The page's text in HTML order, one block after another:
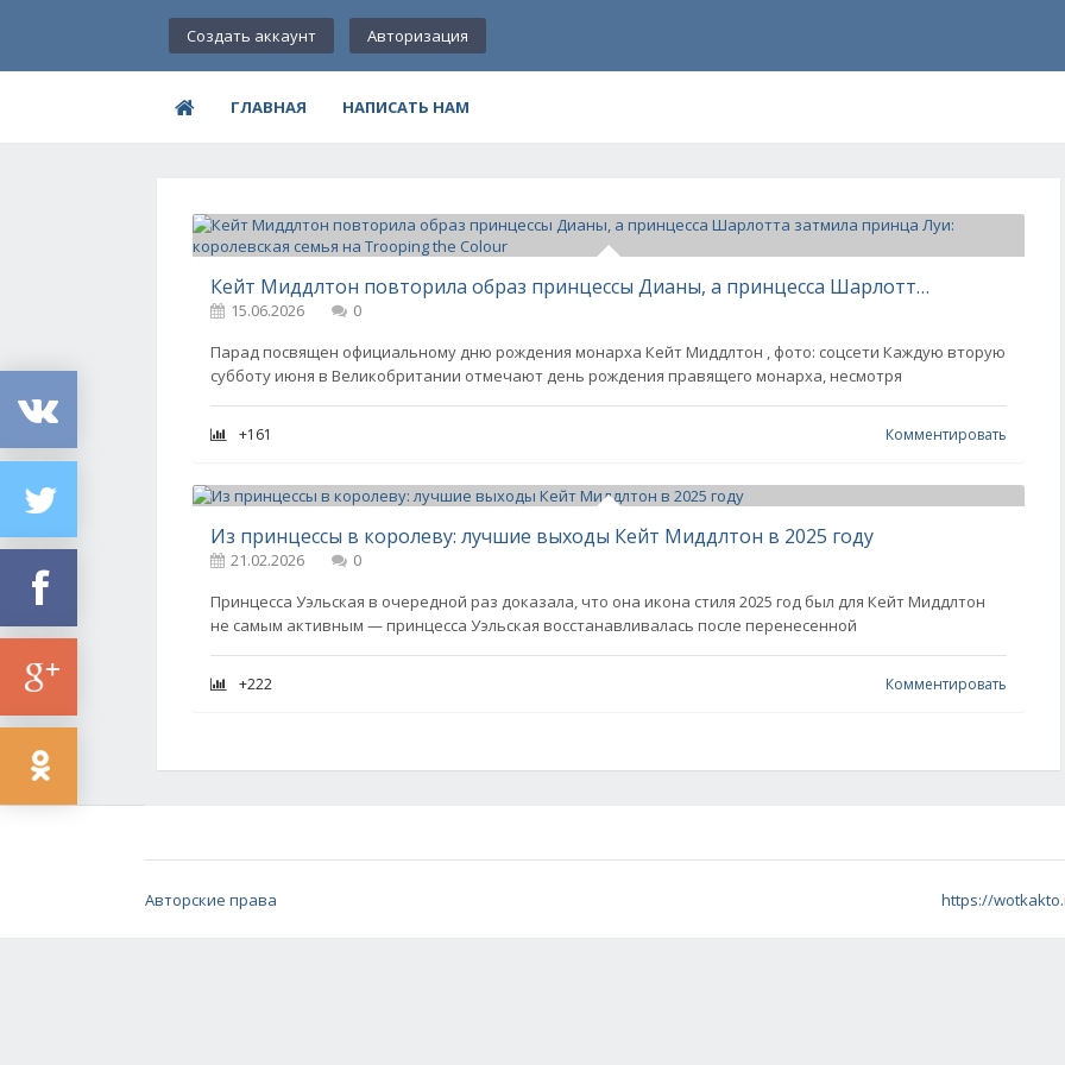
Создать аккаунт Авторизация
ГЛАВНАЯ НАПИСАТЬ НАМ
Кейт Миддлтон повторила образ принцессы Дианы, а принцесса Шарлотта затмила принца Луи: королевская семья на Trooping the Colour
15.06.2026
0
Парад посвящен официальному дню рождения монарха Кейт Миддлтон , фото: соцсети Каждую вторую
субботу июня в Великобритании отмечают день рождения правящего монарха, несмотря
+161 Комментировать
Из принцессы в королеву: лучшие выходы Кейт Миддлтон в 2025 году
21.02.2026
0
Принцесса Уэльская в очередной раз доказала, что она икона стиля 2025 год был для Кейт Миддлтон
не самым активным — принцесса Уэльская восстанавливалась после перенесенной
+222 Комментировать
Авторские права https://